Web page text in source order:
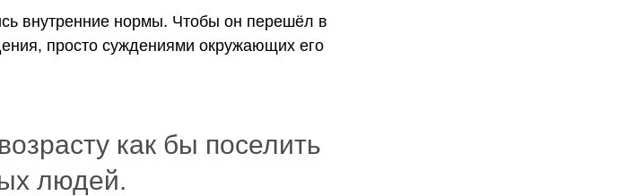
внутренние нормы. Чтобы он перешёл в
просто суждениями окружающих его
как бы поселить
людей.